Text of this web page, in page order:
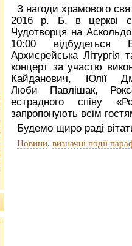
З нагоди храмового
2016 р. Б. в церкві
Чудотворця на
10:00 відбудеться
Архиєрейська Літургія
концерт за участю
Кайданович, Юлії
Люби Павлішак,
естрадного співу
запропонують всім
Будемо щиро раді
Новини, визначні події